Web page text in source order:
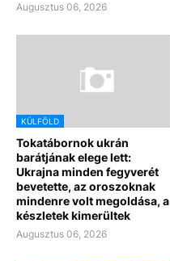
Augusztus 06, 2026
KÜLFÖLD
Tokatábornok ukrán
barátjának elege lett:
Ukrajna minden fegyverét
bevetette, az oroszoknak
mindenre volt megoldása, a
készletek kimerültek
Augusztus 06, 2026